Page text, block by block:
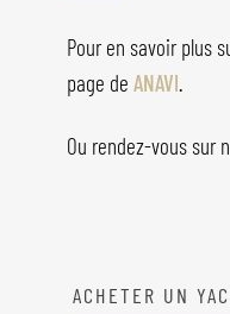
Pour en savoir plus
page de ANAVI.
Ou rendez-vous sur
ACHETER UN